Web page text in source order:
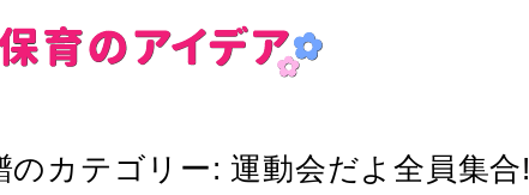
のカテゴリー:運動会だよ全員集合!